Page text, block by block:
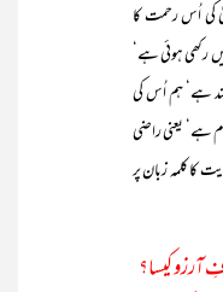
کی اُس رحمت کا
ہوئی ہے‘
ہے‘ ہم اُس کی
ہے‘ یعنی راضی
کا کلمہ زبان پر
آرزو کیسا؟